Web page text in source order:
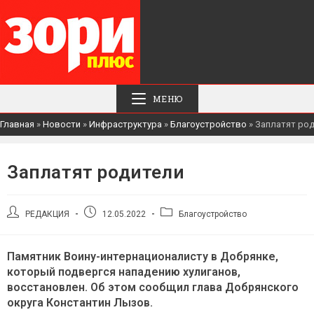
МЕНЮ
Главная » Новости » Инфраструктура » Благоустройство » Заплатят
Заплатят родители
АвторРЕДАКЦИЯ
Запись12.05.2022
РубрикаБлагоустройство
Памятник Воину-интернационалисту в Добрянке,
который подвергся нападению хулиганов,
восстановлен. Об этом сообщил глава Добрянского
округа Константин Лызов.